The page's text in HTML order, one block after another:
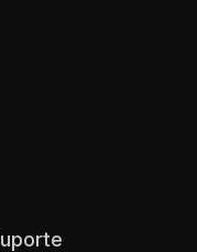
Suporte